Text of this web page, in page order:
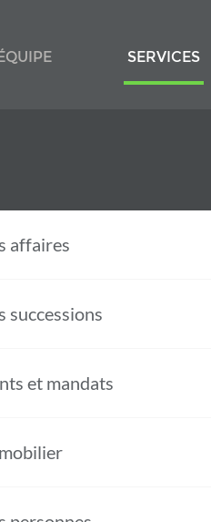
SERVICES
affaires
successions
et mandats